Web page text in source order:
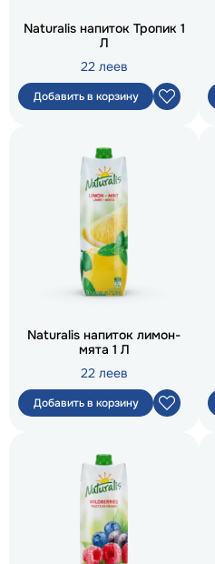
Naturalis напиток Тропик 1
Л
22 леев
Добавить в корзину
Naturalis напиток лимон-
мята 1 Л
22 леев
Добавить в корзину